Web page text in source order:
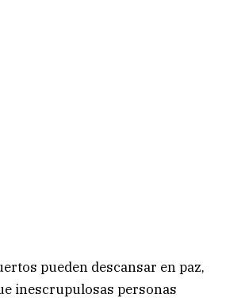
pueden descansar en paz,
inescrupulosas personas